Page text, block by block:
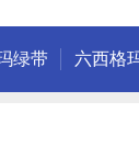
绿带 六西格